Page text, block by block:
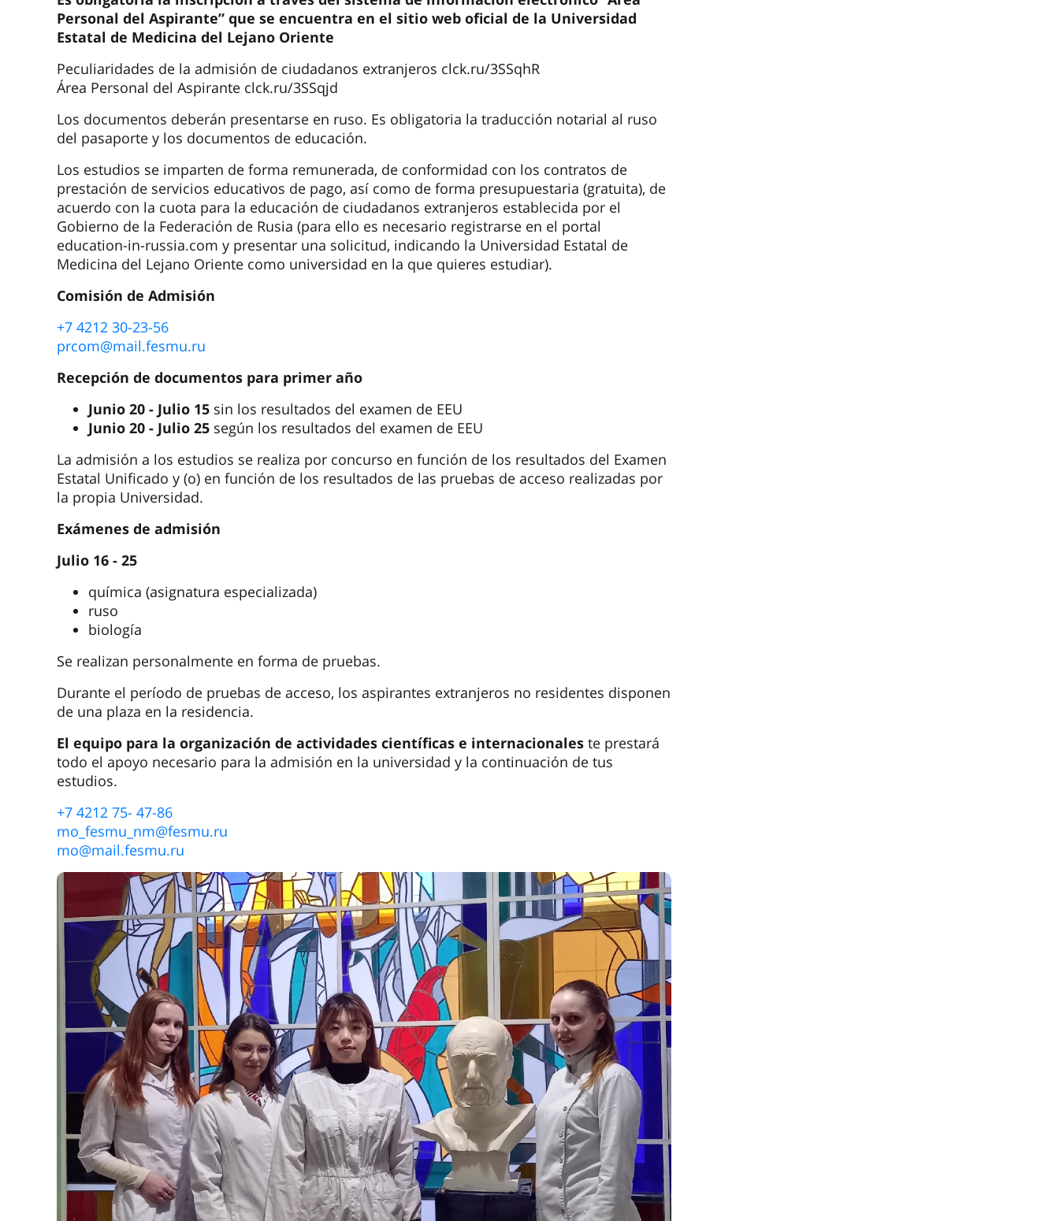
Personal del Aspirante” que se encuentra en el sitio web oficial de la Universidad
Estatal de Medicina del Lejano Oriente
Peculiaridades de la admisión de ciudadanos extranjeros clck.ru/3SSqhR
Área Personal del Aspirante clck.ru/3SSqjd
Los documentos deberán presentarse en ruso. Es obligatoria la traducción notarial al ruso
del pasaporte y los documentos de educación.
Los estudios se imparten de forma remunerada, de conformidad con los contratos de
prestación de servicios educativos de pago, así como de forma presupuestaria (gratuita), de
acuerdo con la cuota para la educación de ciudadanos extranjeros establecida por el
Gobierno de la Federación de Rusia (para ello es necesario registrarse en el portal
education-in-russia.com y presentar una solicitud, indicando la Universidad Estatal de
Medicina del Lejano Oriente como universidad en la que quieres estudiar).
Comisión de Admisión
+7 4212 30-23-56
prcom@mail.fesmu.ru
Recepción de documentos para primer año
Junio 20 - Julio 15 sin los resultados del examen de EEU
Junio 20 - Julio 25 según los resultados del examen de EEU
La admisión a los estudios se realiza por concurso en función de los resultados del Examen
Estatal Unificado y (o) en función de los resultados de las pruebas de acceso realizadas por
la propia Universidad.
Exámenes de admisión
Julio 16 - 25
química (asignatura especializada)
ruso
biología
Se realizan personalmente en forma de pruebas.
Durante el período de pruebas de acceso, los aspirantes extranjeros no residentes disponen
de una plaza en la residencia.
El equipo para la organización de actividades científicas e internacionales te prestará
todo el apoyo necesario para la admisión en la universidad y la continuación de tus
estudios.
+7 4212 75- 47-86
mo_fesmu_nm@fesmu.ru
mo@mail.fesmu.ru